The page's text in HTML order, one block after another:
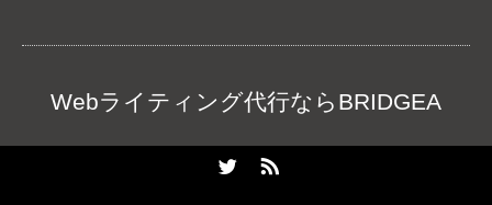
Webライティング代行ならBRIDGEA